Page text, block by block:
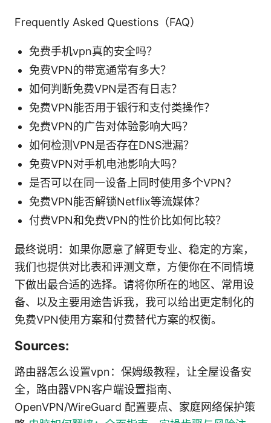
Frequently Asked Questions（FAQ）
免费手机vpn真的安全吗？
免费VPN的带宽通常有多大？
如何判断免费VPN是否有日志？
免费VPN能否用于银行和支付类操作？
免费VPN的广告对体验影响大吗？
如何检测VPN是否存在DNS泄漏？
免费VPN对手机电池影响大吗？
是否可以在同一设备上同时使用多个VPN？
免费VPN能否解锁Netflix等流媒体？
付费VPN和免费VPN的性价比如何比较？
最终说明：如果你愿意了解更专业、稳定的方案，
我们也提供对比表和评测文章，方便你在不同情境
下做出最合适的选择。请将你所在的地区、常用设
备、以及主要用途告诉我，我可以给出更定制化的
免费VPN使用方案和付费替代方案的权衡。
Sources:
路由器怎么设置vpn：保姆级教程，让全屋设备安
全，路由器VPN客户端设置指南、
OpenVPN/WireGuard 配置要点、家庭网络保护策